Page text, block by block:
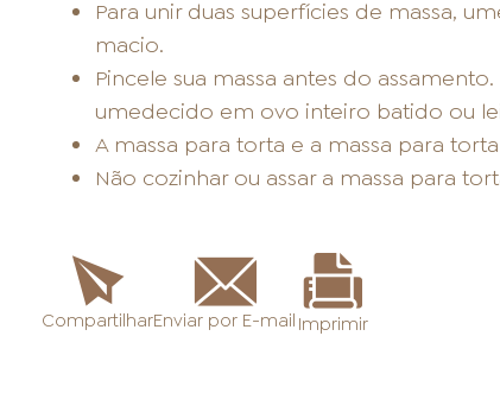
Para unir duas superfícies de massa,
macio.
Pincele sua massa antes do
umedecido em ovo inteiro batido ou
A massa para torta e a massa para
Não cozinhar ou assar a massa para
CompartilharEnviar por E-mail Imprimir